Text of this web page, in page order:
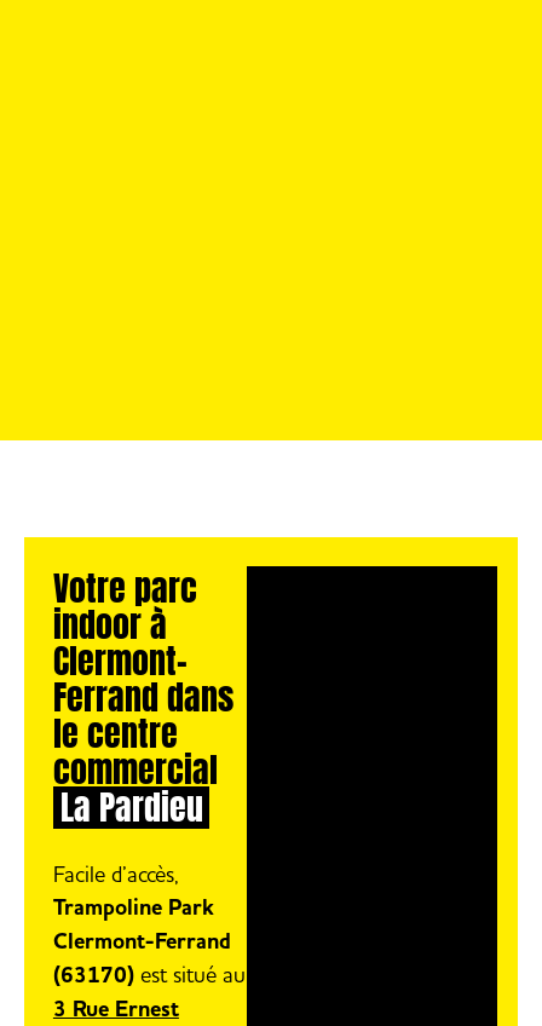
Votre parc
indoor à
Clermont-
Ferrand dans
le centre
commercial
La Pardieu
Facile d’accès,
Trampoline Park
Clermont-Ferrand
(63170)est situé au
3 Rue Ernest